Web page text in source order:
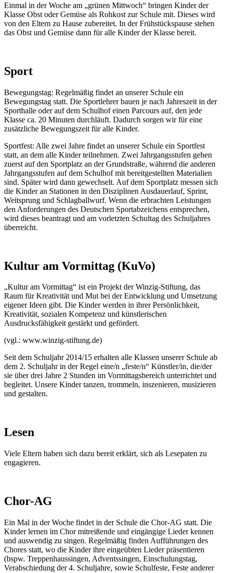
Einmal in der Woche am „grünen Mittwoch“ bringen Kinder der
Klasse Obst oder Gemüse als Rohkost zur Schule mit. Dieses wird
von den Eltern zu Hause zubereitet. In der Frühstückspause stehen
das Obst und Gemüse dann für alle Kinder der Klasse bereit.
Sport
Bewegungstag: Regelmäßig findet an unserer Schule ein
Bewegungstag statt. Die Sportlehrer bauen je nach Jahreszeit in der
Sporthalle oder auf dem Schulhof einen Parcours auf, den jede
Klasse ca. 20 Minuten durchläuft. Dadurch sorgen wir für eine
zusätzliche Bewegungszeit für alle Kinder.
Sportfest: Alle zwei Jahre findet an unserer Schule ein Sportfest
statt, an dem alle Kinder teilnehmen. Zwei Jahrgangsstufen gehen
zuerst auf den Sportplatz an der Grundstraße, während die anderen
Jahrgangsstufen auf dem Schulhof mit bereitgestellten Materialien
sind. Später wird dann gewechselt. Auf dem Sportplatz messen sich
die Kinder an Stationen in den Disziplinen Ausdauerlauf, Sprint,
Weitsprung und Schlagballwurf. Wenn die erbrachten Leistungen
den Anforderungen des Deutschen Sportabzeichens entsprechen,
wird dieses beantragt und am vorletzten Schultag des Schuljahres
überreicht.
Kultur am Vormittag (KuVo)
„Kultur am Vormittag“ ist ein Projekt der Winzig-Stiftung, das
Raum für Kreativität und Mut bei der Entwicklung und Umsetzung
eigener Ideen gibt. Die Kinder werden in ihrer Persönlichkeit,
Kreativität, sozialen Kompetenz und künstlerischen
Ausdrucksfähigkeit gestärkt und gefördert.
(vgl.: www.winzig-stiftung.de)
Seit dem Schuljahr 2014/15 erhalten alle Klassen unserer Schule ab
dem 2. Schuljahr in der Regel eine/n „feste/n“ Künstler/in, die/der
sie über drei Jahre 2 Stunden im Vormittagsbereich unterrichtet und
begleitet. Unsere Kinder tanzen, trommeln, inszenieren, musizieren
und gestalten.
Lesen
Viele Eltern haben sich dazu bereit erklärt, sich als Lesepaten zu
engagieren.
Chor-AG
Ein Mal in der Woche findet in der Schule die Chor-AG statt. Die
Kinder lernen im Chor mitreißende und eingängige Lieder kennen
und auswendig zu singen. Regelmäßig finden Aufführungen des
Chores statt, wo die Kinder ihre eingeübten Lieder präsentieren
(bspw. Treppenhaussingen, Adventssingen, Einschulungstag,
Verabschiedung der 4. Schuljahre, sowie Schulfeste, Feste anderer